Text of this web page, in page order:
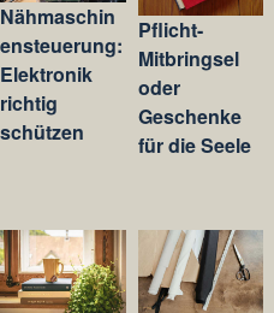
Nähmaschin
ensteuerung:
Elektronik
richtig
schützen
Pflicht-
Mitbringsel
oder
Geschenke
für die Seele